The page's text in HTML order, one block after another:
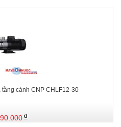
cánh CNP CHLF12-30